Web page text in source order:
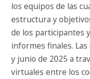
los equipos de las
estructura y
de los participantes
informes finales.
y junio de 2025 a
virtuales entre los